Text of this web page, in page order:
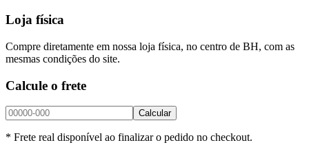
Loja física
Compre diretamente em nossa loja física, no centro de BH, com as
mesmas condições do site.
Calcule o frete
Calcular
* Frete real disponível ao finalizar o pedido no checkout.